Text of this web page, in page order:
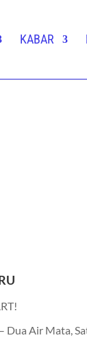
KABAR
Dua Air Mata,